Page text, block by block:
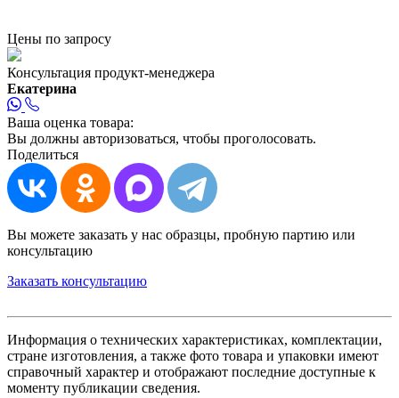
Цены по запросу
Консультация продукт-менеджера
Екатерина
Ваша оценка товара:
Вы должны авторизоваться, чтобы проголосовать.
Поделиться
Вы можете заказать у нас образцы, пробную партию или
консультацию
Заказать консультацию
Информация о технических характеристиках, комплектации,
стране изготовления, а также фото товара и упаковки имеют
справочный характер и отображают последние доступные к
моменту публикации сведения.